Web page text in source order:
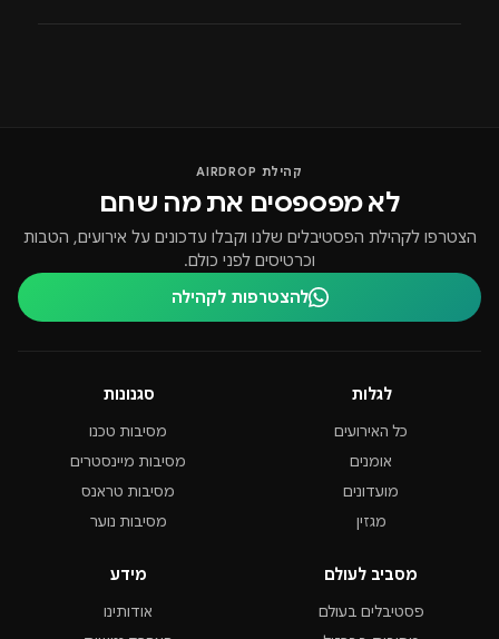
קהילת AIRDROP
לא מפספסים את מה שחם
הצטרפו לקהילת הפסטיבלים שלנו וקבלו עדכונים על אירועים, הטבות
וכרטיסים לפני כולם.
להצטרפות לקהילה
לגלות
כל האירועים
אומנים
מועדונים
מגזין
סגנונות
מסיבות טכנו
מסיבות מיינסטרים
מסיבות טראנס
מסיבות נוער
מסביב לעולם
פסטיבלים בעולם
מידע
אודותינו